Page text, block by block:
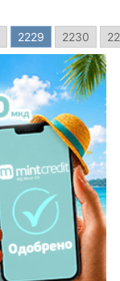
2229 2230